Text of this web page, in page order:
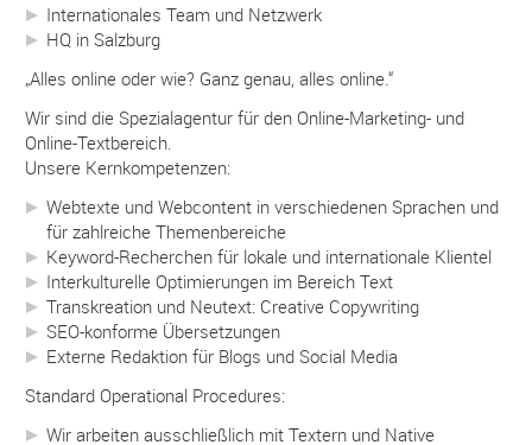
Internationales Team und Netzwerk
HQ in Salzburg
„Alles online oder wie? Ganz genau, alles online.“
Wir sind die Spezialagentur für den Online-Marketing- und
Online-Textbereich.
Unsere Kernkompetenzen:
Webtexte und Webcontent in verschiedenen Sprachen und
für zahlreiche Themenbereiche
Keyword-Recherchen für lokale und internationale Klientel
Interkulturelle Optimierungen im Bereich Text
Transkreation und Neutext: Creative Copywriting
SEO-konforme Übersetzungen
Externe Redaktion für Blogs und Social Media
Standard Operational Procedures:
Wir arbeiten ausschließlich mit Textern und Native